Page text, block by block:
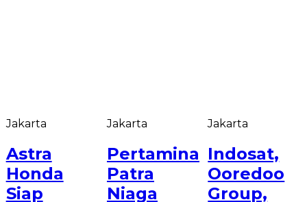
Jakarta
Astra
Honda
Siap
Jakarta
Pertamina
Patra
Niaga
Jakarta
Indosat,
Ooredoo
Group,